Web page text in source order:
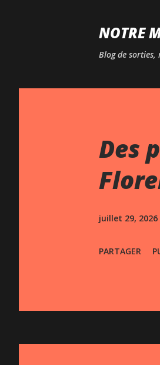
NOTRE
Blog de
Des
juillet 29, 2026
PARTAGER